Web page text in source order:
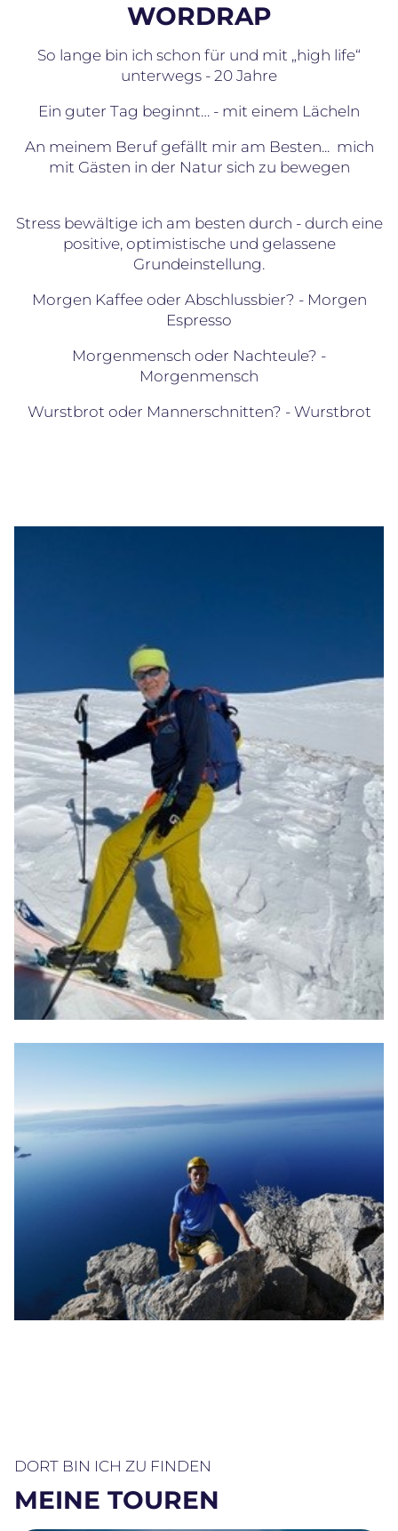
WORDRAP
So lange bin ich schon für und mit „high life“
unterwegs - 20 Jahre
Ein guter Tag beginnt… - mit einem Lächeln
An meinem Beruf gefällt mir am Besten... mich
mit Gästen in der Natur sich zu bewegen
Stress bewältige ich am besten durch - durch eine
positive, optimistische und gelassene
Grundeinstellung.
Morgen Kaffee oder Abschlussbier? - Morgen
Espresso
Morgenmensch oder Nachteule? -
Morgenmensch
Wurstbrot oder Mannerschnitten? - Wurstbrot
DORT BIN ICH ZU FINDEN
MEINE TOUREN